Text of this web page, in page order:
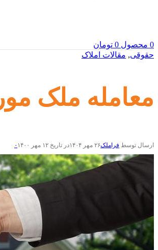
0 محصول 0 تومان
حقوقی, مقالات املاک
معامله ملک
ارسال توسط فراملک۲۶ مهر ۱۴۰۴ در تاریخ ۱۲ مهر ۱۴۰۰ ۰